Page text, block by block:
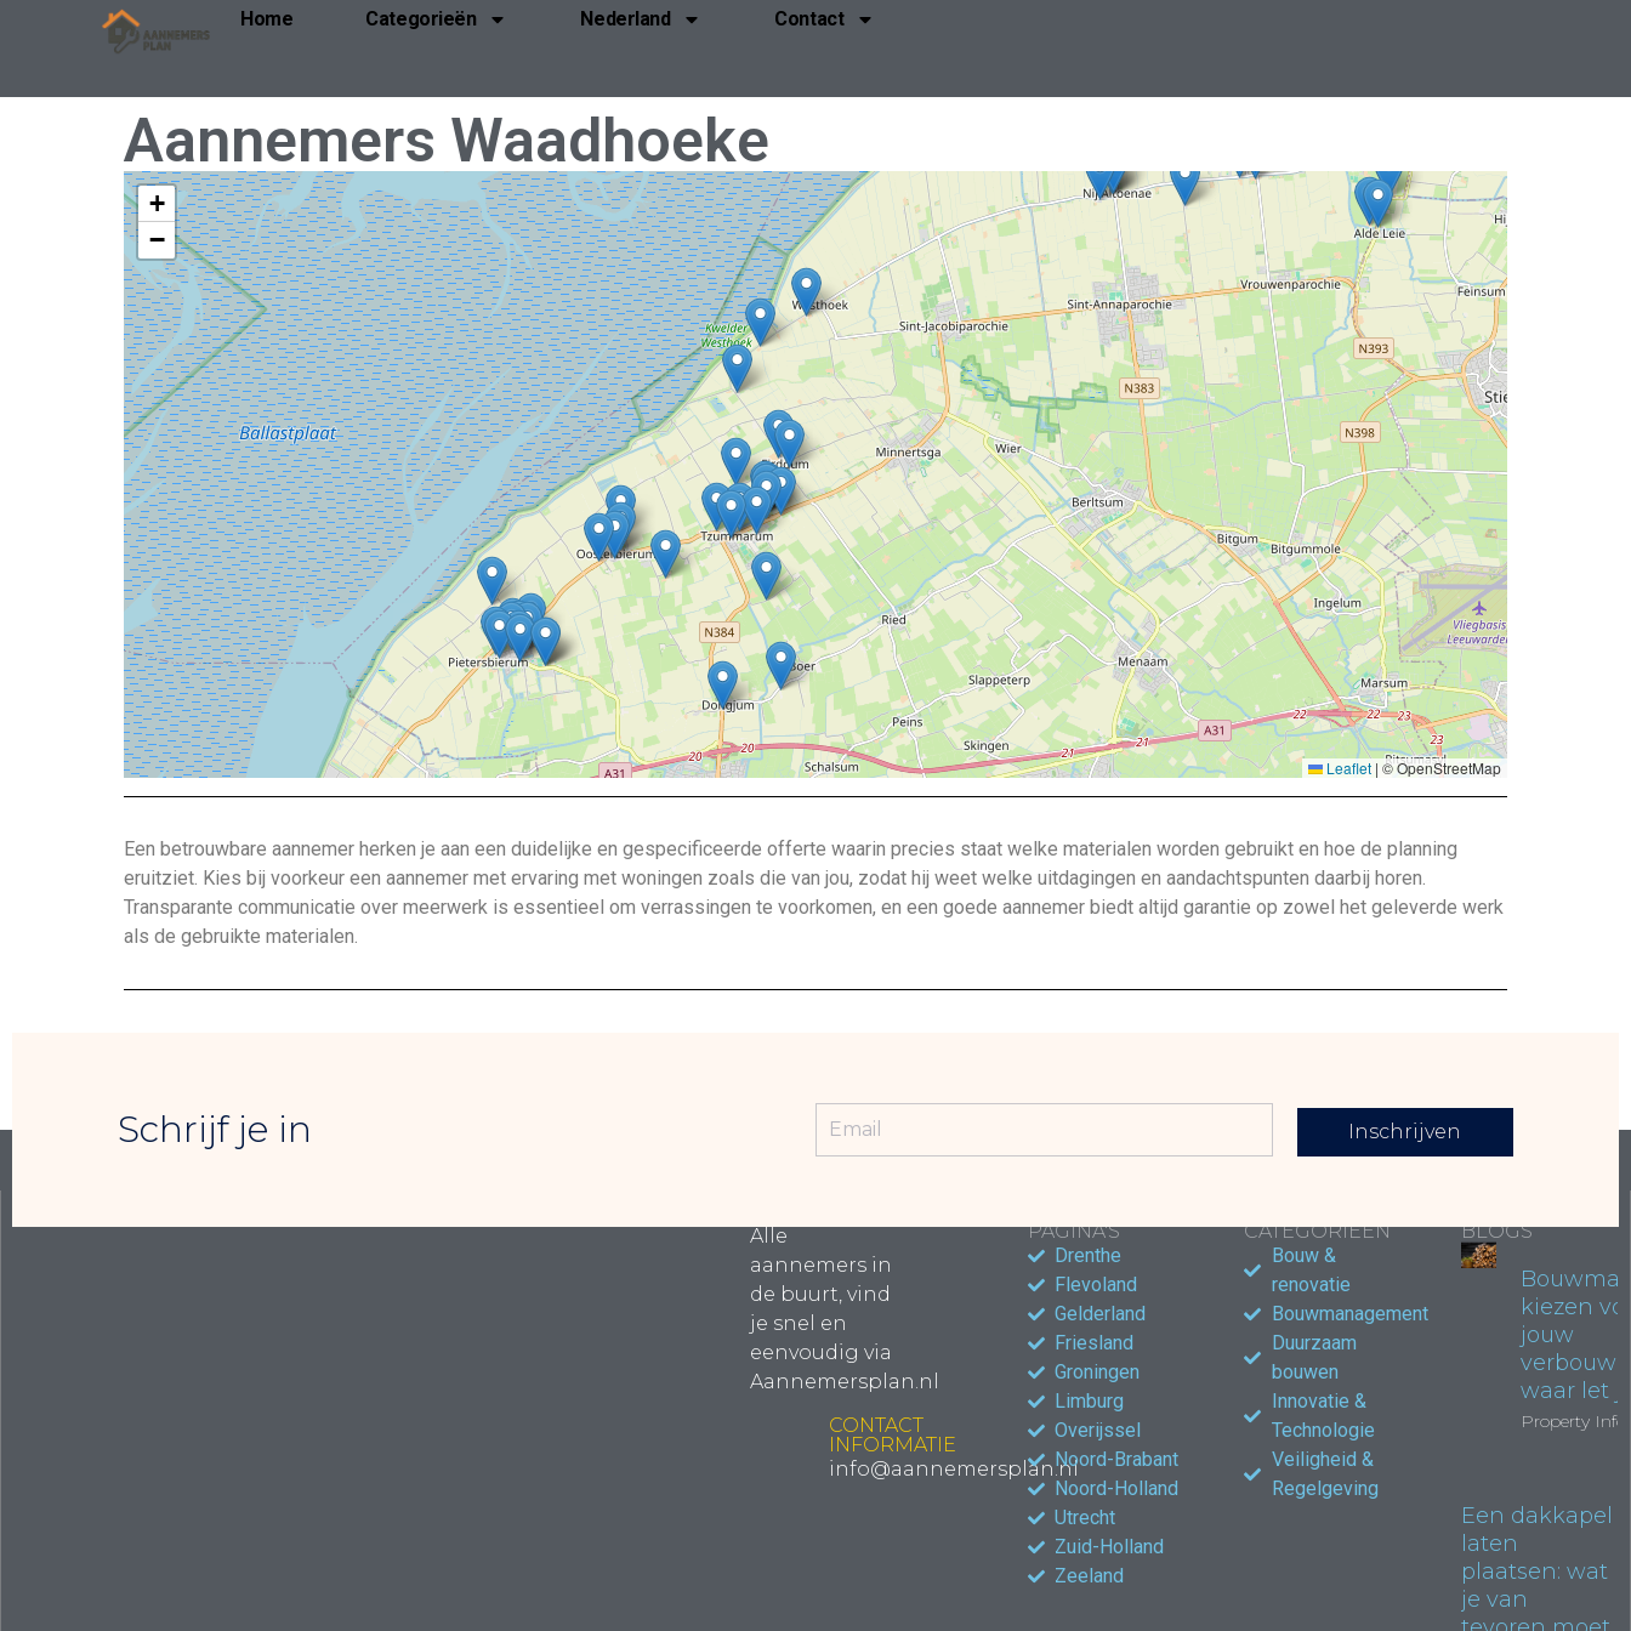
Home Categorieën Nederland Contact
Aannemers Waadhoeke
+
−
Leaflet | © OpenStreetMap
Een betrouwbare aannemer herken je aan een duidelijke en gespecificeerde offerte waarin precies staat welke materialen worden gebruikt en hoe de planning
eruitziet. Kies bij voorkeur een aannemer met ervaring met woningen zoals die van jou, zodat hij weet welke uitdagingen en aandachtspunten daarbij horen.
Transparante communicatie over meerwerk is essentieel om verrassingen te voorkomen, en een goede aannemer biedt altijd garantie op zowel het geleverde werk
als de gebruikte materialen.
Schrijf je in Inschrijven
Alle
aannemers in
de buurt, vind
je snel en
eenvoudig via
Aannemersplan.nl
CONTACT
INFORMATIE
info@aannemersplan.nl
PAGINA'S
Drenthe
Flevoland
Gelderland
Friesland
Groningen
Limburg
Overijssel
Noord-Brabant
Noord-Holland
Utrecht
Zuid-Holland
Zeeland
CATEGORIEËN
Bouw &
renovatie
Bouwmanagement
Duurzaam
bouwen
Innovatie &
Technologie
Veiligheid &
Regelgeving
BLOGS
kiezen
jouw
waar let
Property Info
Een dakkapel
laten
plaatsen: wat
je van